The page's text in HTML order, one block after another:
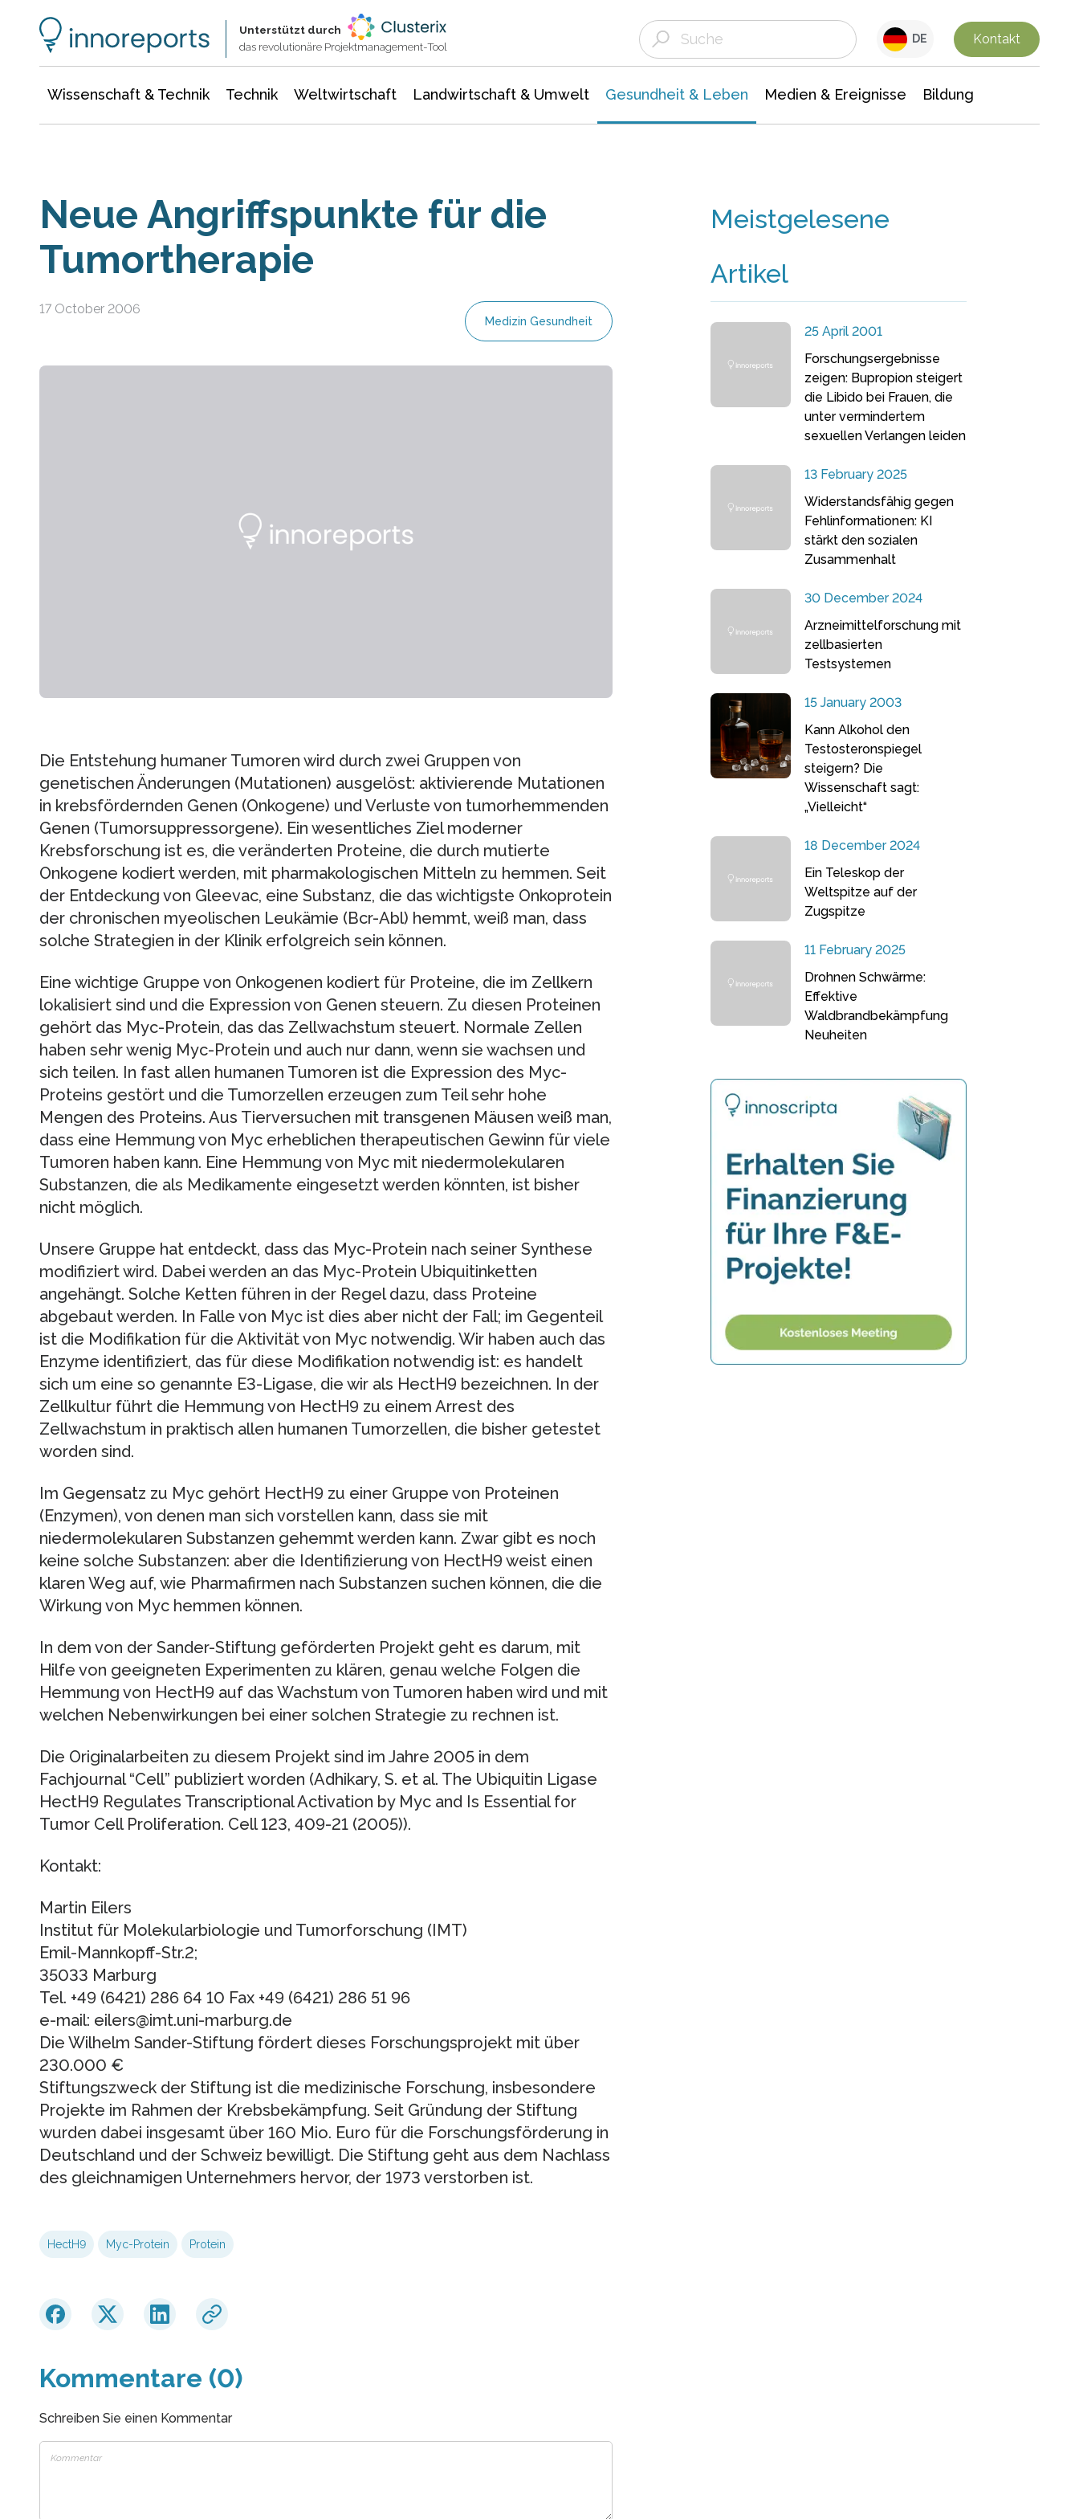
Unterstützt durch
das revolutionäre Projektmanagement-Tool
DE Kontakt
Wissenschaft & Technik Technik Weltwirtschaft Landwirtschaft & Umwelt Gesundheit & Leben Medien & Ereignisse Bildung
Neue Angriffspunkte für die
Tumortherapie
17 October 2006
Medizin Gesundheit
Die Entstehung humaner Tumoren wird durch zwei Gruppen von
genetischen Änderungen (Mutationen) ausgelöst: aktivierende Mutationen
in krebsfördernden Genen (Onkogene) und Verluste von tumorhemmenden
Genen (Tumorsuppressorgene). Ein wesentliches Ziel moderner
Krebsforschung ist es, die veränderten Proteine, die durch mutierte
Onkogene kodiert werden, mit pharmakologischen Mitteln zu hemmen. Seit
der Entdeckung von Gleevac, eine Substanz, die das wichtigste Onkoprotein
der chronischen myeolischen Leukämie (Bcr-Abl) hemmt, weiß man, dass
solche Strategien in der Klinik erfolgreich sein können.
Eine wichtige Gruppe von Onkogenen kodiert für Proteine, die im Zellkern
lokalisiert sind und die Expression von Genen steuern. Zu diesen Proteinen
gehört das Myc-Protein, das das Zellwachstum steuert. Normale Zellen
haben sehr wenig Myc-Protein und auch nur dann, wenn sie wachsen und
sich teilen. In fast allen humanen Tumoren ist die Expression des Myc-
Proteins gestört und die Tumorzellen erzeugen zum Teil sehr hohe
Mengen des Proteins. Aus Tierversuchen mit transgenen Mäusen weiß man,
dass eine Hemmung von Myc erheblichen therapeutischen Gewinn für viele
Tumoren haben kann. Eine Hemmung von Myc mit niedermolekularen
Substanzen, die als Medikamente eingesetzt werden könnten, ist bisher
nicht möglich.
Unsere Gruppe hat entdeckt, dass das Myc-Protein nach seiner Synthese
modifiziert wird. Dabei werden an das Myc-Protein Ubiquitinketten
angehängt. Solche Ketten führen in der Regel dazu, dass Proteine
abgebaut werden. In Falle von Myc ist dies aber nicht der Fall; im Gegenteil
ist die Modifikation für die Aktivität von Myc notwendig. Wir haben auch das
Enzyme identifiziert, das für diese Modifikation notwendig ist: es handelt
sich um eine so genannte E3-Ligase, die wir als HectH9 bezeichnen. In der
Zellkultur führt die Hemmung von HectH9 zu einem Arrest des
Zellwachstum in praktisch allen humanen Tumorzellen, die bisher getestet
worden sind.
Im Gegensatz zu Myc gehört HectH9 zu einer Gruppe von Proteinen
(Enzymen), von denen man sich vorstellen kann, dass sie mit
niedermolekularen Substanzen gehemmt werden kann. Zwar gibt es noch
keine solche Substanzen: aber die Identifizierung von HectH9 weist einen
klaren Weg auf, wie Pharmafirmen nach Substanzen suchen können, die die
Wirkung von Myc hemmen können.
In dem von der Sander-Stiftung geförderten Projekt geht es darum, mit
Hilfe von geeigneten Experimenten zu klären, genau welche Folgen die
Hemmung von HectH9 auf das Wachstum von Tumoren haben wird und mit
welchen Nebenwirkungen bei einer solchen Strategie zu rechnen ist.
Die Originalarbeiten zu diesem Projekt sind im Jahre 2005 in dem
Fachjournal “Cell” publiziert worden (Adhikary, S. et al. The Ubiquitin Ligase
HectH9 Regulates Transcriptional Activation by Myc and Is Essential for
Tumor Cell Proliferation. Cell 123, 409-21 (2005)).
Kontakt:
Martin Eilers
Institut für Molekularbiologie und Tumorforschung (IMT)
Emil-Mannkopff-Str.2;
35033 Marburg
Tel. +49 (6421) 286 64 10 Fax +49 (6421) 286 51 96
e-mail: eilers@imt.uni-marburg.de
Die Wilhelm Sander-Stiftung fördert dieses Forschungsprojekt mit über
230.000 €
Stiftungszweck der Stiftung ist die medizinische Forschung, insbesondere
Projekte im Rahmen der Krebsbekämpfung. Seit Gründung der Stiftung
wurden dabei insgesamt über 160 Mio. Euro für die Forschungsförderung in
Deutschland und der Schweiz bewilligt. Die Stiftung geht aus dem Nachlass
des gleichnamigen Unternehmers hervor, der 1973 verstorben ist.
HectH9 Myc-Protein Protein
Kommentare (0)
Schreiben Sie einen Kommentar
Meistgelesene
Artikel
25 April 2001
Forschungsergebnisse
zeigen: Bupropion steigert
die Libido bei Frauen, die
unter vermindertem
sexuellen Verlangen leiden
13 February 2025
Widerstandsfähig gegen
Fehlinformationen: KI
stärkt den sozialen
Zusammenhalt
30 December 2024
Arzneimittelforschung mit
zellbasierten
Testsystemen
15 January 2003
Kann Alkohol den
Testosteronspiegel
steigern? Die
Wissenschaft sagt:
„Vielleicht“
18 December 2024
Ein Teleskop der
Weltspitze auf der
Zugspitze
11 February 2025
Drohnen Schwärme:
Effektive
Waldbrandbekämpfung
Neuheiten